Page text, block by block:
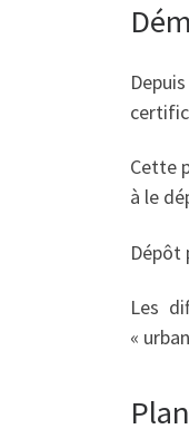
Cette
à le
Dépôt
Les
«